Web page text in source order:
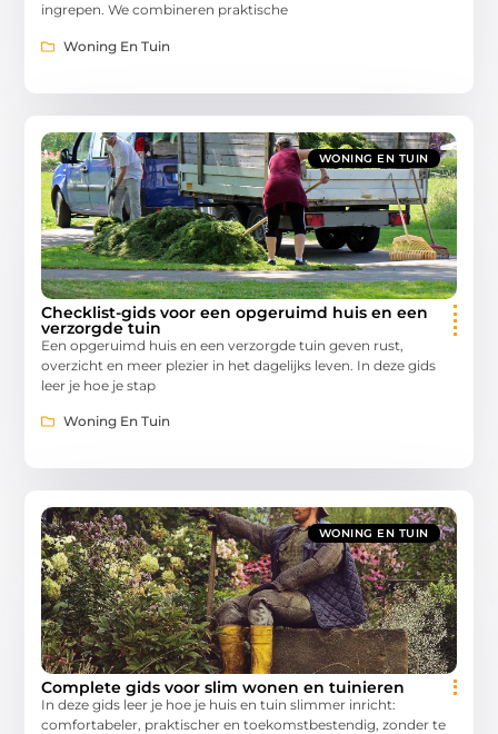
ingrepen. We combineren praktische
Woning En Tuin
WONING EN TUIN
Checklist-gids voor een opgeruimd huis en een
verzorgde tuin
Een opgeruimd huis en een verzorgde tuin geven rust,
overzicht en meer plezier in het dagelijks leven. In deze gids
leer je hoe je stap
Woning En Tuin
WONING EN TUIN
Complete gids voor slim wonen en tuinieren
In deze gids leer je hoe je huis en tuin slimmer inricht:
comfortabeler, praktischer en toekomstbestendig, zonder te